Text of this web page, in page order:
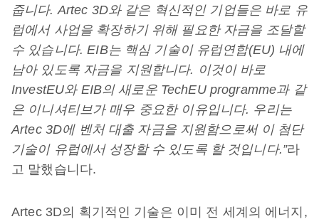
줍니다. Artec 3D와 같은 혁신적인 기업들은 바로 유
럽에서 사업을 확장하기 위해 필요한 자금을 조달할
수 있습니다. EIB는 핵심 기술이 유럽연합(EU) 내에
남아 있도록 자금을 지원합니다. 이것이 바로
InvestEU와 EIB의 새로운 TechEU programme과 같
은 이니셔티브가 매우 중요한 이유입니다. 우리는
Artec 3D에 벤처 대출 자금을 지원함으로써 이 첨단
기술이 유럽에서 성장할 수 있도록 할 것입니다.”라
고 말했습니다.
Artec 3D의 획기적인 기술은 이미 전 세계의 에너지,